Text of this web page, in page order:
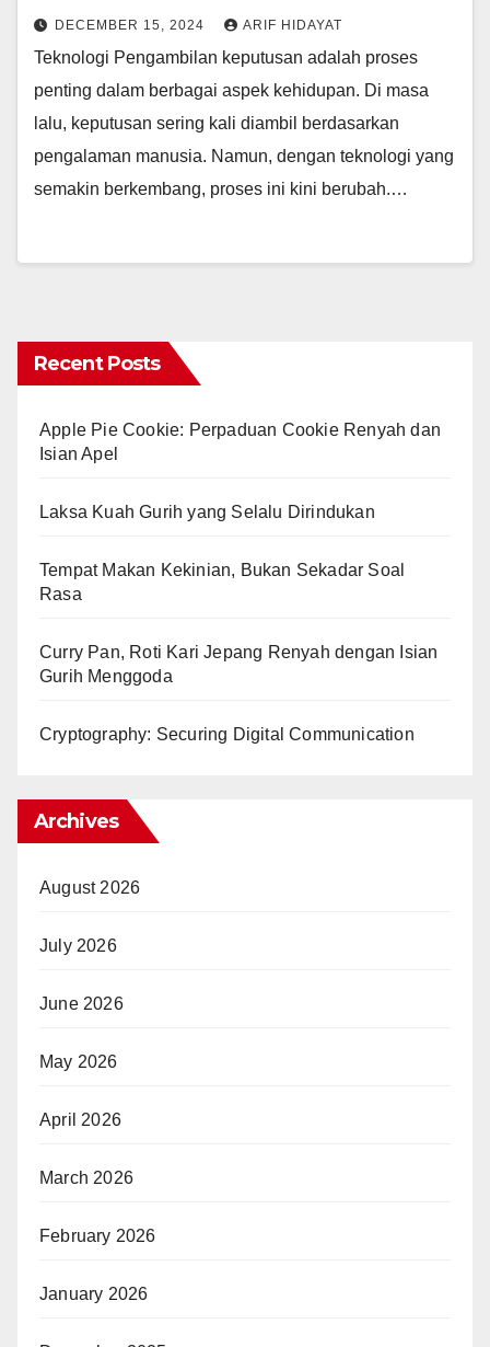
DECEMBER 15, 2024 ARIF HIDAYAT
Teknologi Pengambilan keputusan adalah proses
penting dalam berbagai aspek kehidupan. Di masa
lalu, keputusan sering kali diambil berdasarkan
pengalaman manusia. Namun, dengan teknologi yang
semakin berkembang, proses ini kini berubah.…
Recent Posts
Apple Pie Cookie: Perpaduan Cookie Renyah dan
Isian Apel
Laksa Kuah Gurih yang Selalu Dirindukan
Tempat Makan Kekinian, Bukan Sekadar Soal
Rasa
Curry Pan, Roti Kari Jepang Renyah dengan Isian
Gurih Menggoda
Cryptography: Securing Digital Communication
Archives
August 2026
July 2026
June 2026
May 2026
April 2026
March 2026
February 2026
January 2026